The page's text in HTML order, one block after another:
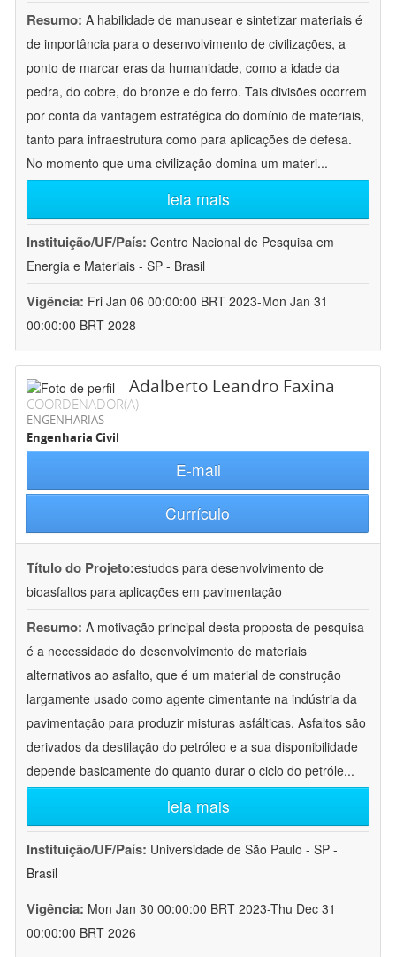
Resumo: A habilidade de manusear e sintetizar materiais é
de importância para o desenvolvimento de civilizações, a
ponto de marcar eras da humanidade, como a idade da
pedra, do cobre, do bronze e do ferro. Tais divisões ocorrem
por conta da vantagem estratégica do domínio de materiais,
tanto para infraestrutura como para aplicações de defesa.
No momento que uma civilização domina um materi...
leia mais
Instituição/UF/País: Centro Nacional de Pesquisa em
Energia e Materiais - SP - Brasil
Vigência: Fri Jan 06 00:00:00 BRT 2023-Mon Jan 31
00:00:00 BRT 2028
Adalberto Leandro Faxina
COORDENADOR(A)
ENGENHARIAS
Engenharia Civil
E-mail
Currículo
Título do Projeto:estudos para desenvolvimento de
bioasfaltos para aplicações em pavimentação
Resumo: A motivação principal desta proposta de pesquisa
é a necessidade do desenvolvimento de materiais
alternativos ao asfalto, que é um material de construção
largamente usado como agente cimentante na indústria da
pavimentação para produzir misturas asfálticas. Asfaltos são
derivados da destilação do petróleo e a sua disponibilidade
depende basicamente do quanto durar o ciclo do petróle...
leia mais
Instituição/UF/País: Universidade de São Paulo - SP -
Brasil
Vigência: Mon Jan 30 00:00:00 BRT 2023-Thu Dec 31
00:00:00 BRT 2026